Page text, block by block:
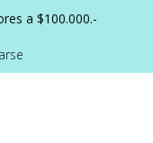
a $100.000.-